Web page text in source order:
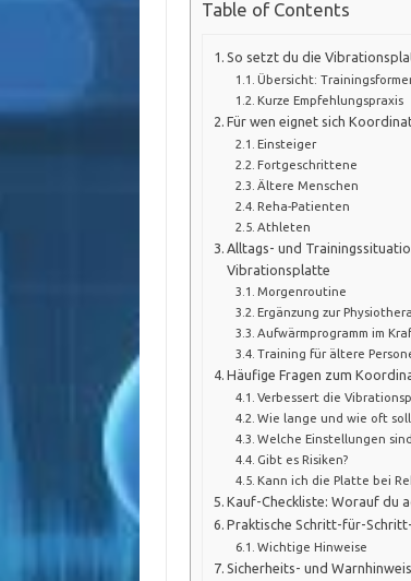
Table of Contents
So setzt du die
Übersicht:
Kurze Empfehlungspraxis
Für wen eignet sich
Einsteiger
Fortgeschrittene
Ältere Menschen
Reha-Patienten
Athleten
Alltags- und
Vibrationsplatte
Morgenroutine
Ergänzung zur
Aufwärmprogramm im
Training für ältere
Häufige Fragen zum
Verbessert die
Wie lange und wie oft
Welche Einstellungen
Gibt es Risiken?
Kann ich die Platte bei
Kauf-Checkliste: Worauf du
Praktische Schritt-für-
Wichtige Hinweise
Sicherheits- und